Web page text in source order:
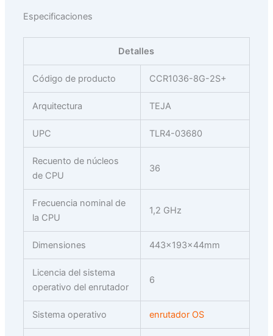
Especificaciones
Detalles
Código de producto CCR1036-8G-2S+
Arquitectura TEJA
UPC TLR4-03680
Recuento de núcleos
de CPU
36
Frecuencia nominal de
la CPU
1,2 GHz
Dimensiones 443x193x44mm
Licencia del sistema
operativo del enrutador
6
Sistema operativo enrutador OS